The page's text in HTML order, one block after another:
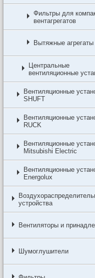
Фильтры для
вентагрегатов
Вытяжные агрегаты
Центральные
вентиляционные
Вентиляционные
SHUFT
Вентиляционные
RUCK
Вентиляционные
Mitsubishi Electric
Вентиляционные
Energolux
устройства
Вентиляторы и
Шумоглушители